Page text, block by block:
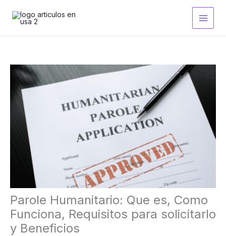
contenido
Parole Humanitario: Que es, Como
Funciona, Requisitos para solicitarlo
y Beneficios